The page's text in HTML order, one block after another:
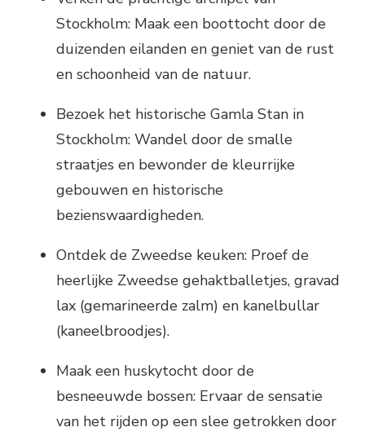
Stockholm: Maak een boottocht door de
duizenden eilanden en geniet van de rust
en schoonheid van de natuur.
Bezoek het historische Gamla Stan in
Stockholm: Wandel door de smalle
straatjes en bewonder de kleurrijke
gebouwen en historische
bezienswaardigheden.
Ontdek de Zweedse keuken: Proef de
heerlijke Zweedse gehaktballetjes, gravad
lax (gemarineerde zalm) en kanelbullar
(kaneelbroodjes).
Maak een huskytocht door de
besneeuwde bossen: Ervaar de sensatie
van het rijden op een slee getrokken door